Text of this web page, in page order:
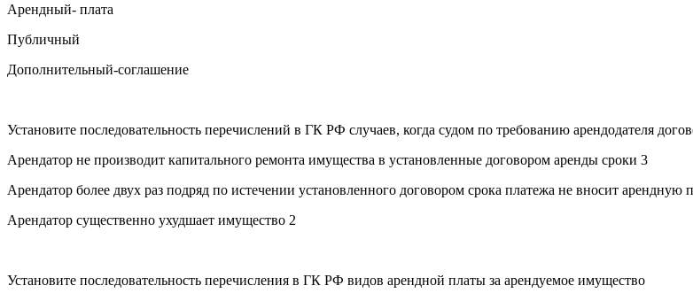
Арендный- плата
Публичный
Дополнительный-соглашение
Установите последовательность перечислений в ГК РФ случаев, когда судом по требованию арендодателя
Арендатор не производит капитального ремонта имущества в установленные договором аренды сроки 3
Арендатор более двух раз подряд по истечении установленного договором срока платежа не вносит арендную
Арендатор существенно ухудшает имущество 2
Установите последовательность перечисления в ГК РФ видов арендной платы за арендуемое имущество